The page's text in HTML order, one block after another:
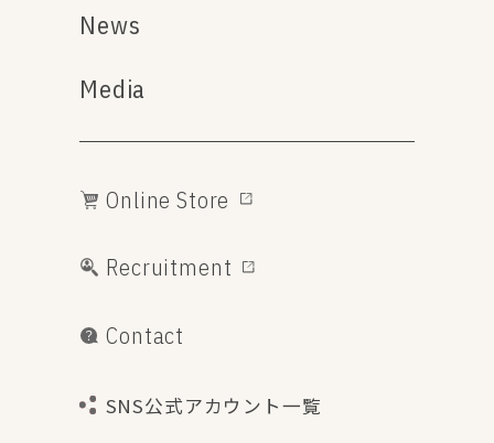
Online Store
Recruitment
Contact
SNS公式アカウント一覧
News
Media